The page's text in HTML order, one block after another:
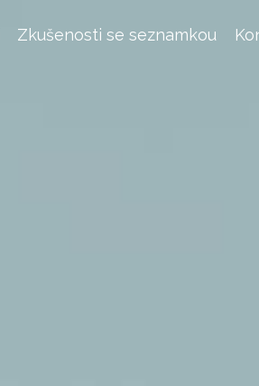
Zkušenosti se seznamkou